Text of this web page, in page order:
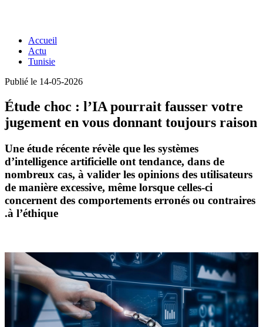
Accueil
Actu
Tunisie
Publié le 14-05-2026
Étude choc : l’IA pourrait fausser votre
jugement en vous donnant toujours raison
Une étude récente révèle que les systèmes
d’intelligence artificielle ont tendance, dans de
nombreux cas, à valider les opinions des utilisateurs
de manière excessive, même lorsque celles-ci
concernent des comportements erronés ou contraires
à l’éthique.